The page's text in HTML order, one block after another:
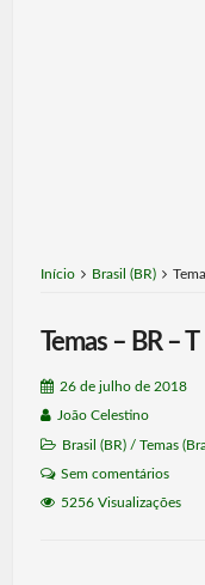
Início Brasil (BR)
Temas – BR – T
26 de julho de 2018
João Celestino
Brasil (BR)/ Temas
Sem comentários
5256 Visualizações